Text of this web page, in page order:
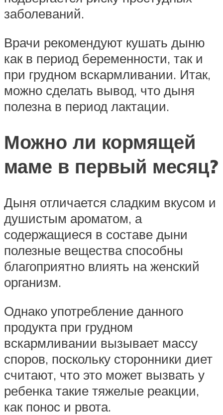
заболеваний.
Врачи рекомендуют кушать дыню
как в период беременности, так и
при грудном вскармливании. Итак,
можно сделать вывод, что дыня
полезна в период лактации.
Можно ли кормящей
маме в первый месяц?
Дыня отличается сладким вкусом и
душистым ароматом, а
содержащиеся в составе дыни
полезные вещества способны
благоприятно влиять на женский
организм.
Однако употребление данного
продукта при грудном
вскармливании вызывает массу
споров, поскольку сторонники диет
считают, что это может вызвать у
ребенка такие тяжелые реакции,
как понос и рвота.